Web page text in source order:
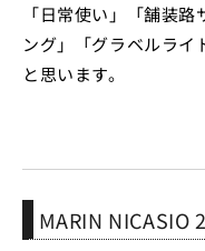
「日常使い」「舗装
ング」「グラベルライ
と思います。
MARIN NICASIO